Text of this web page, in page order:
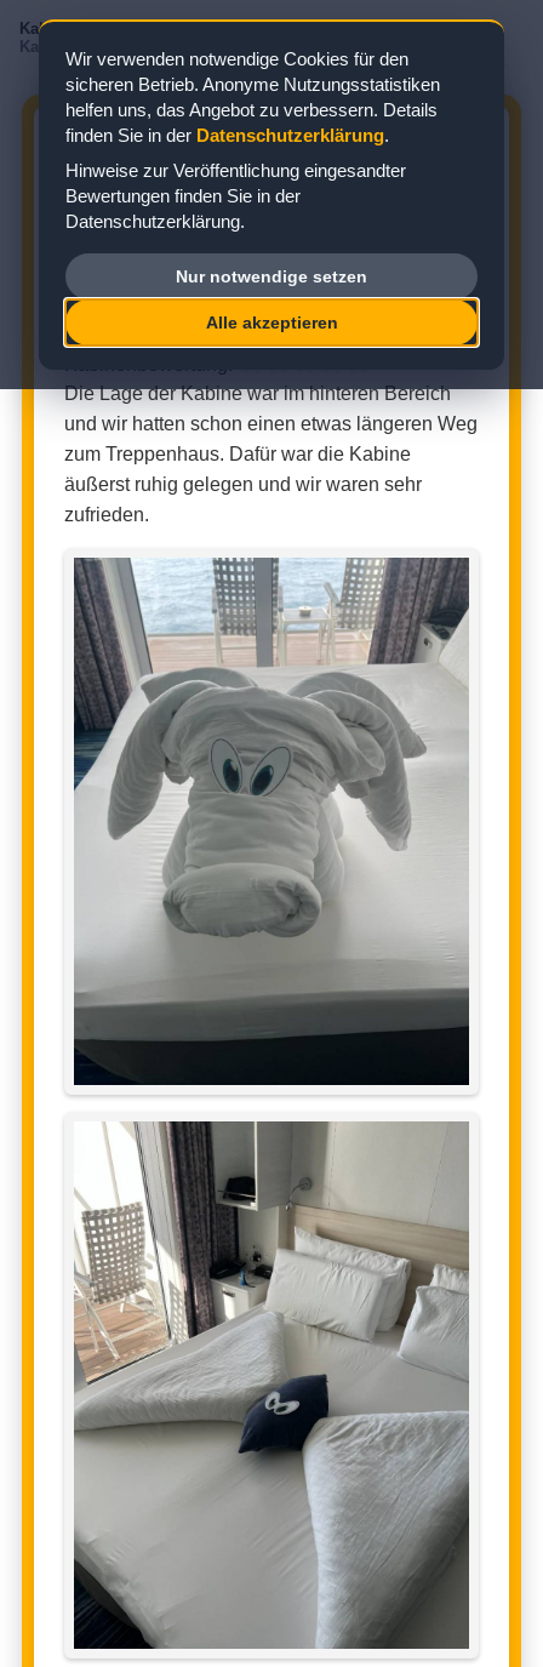
Kabinenbewertungen
Kabine 7184
MEIN SCHIFF 2 KABINE 7184:
BEWERTUNG ZUR BALKONKABINE
Zielgebiet: Karibik
BALKONKABINE (KABINENNUMMER: 7184)
Die Lage der Kabine war im hinteren Bereich
und wir hatten schon einen etwas längeren Weg
zum Treppenhaus. Dafür war die Kabine
äußerst ruhig gelegen und wir waren sehr
zufrieden.
Wir verwenden notwendige Cookies für den
sicheren Betrieb. Anonyme Nutzungsstatistiken
helfen uns, das Angebot zu verbessern. Details
finden Sie in der Datenschutzerklärung.
Hinweise zur Veröffentlichung eingesandter
Bewertungen finden Sie in der
Datenschutzerklärung.
Nur notwendige setzen
Alle akzeptieren